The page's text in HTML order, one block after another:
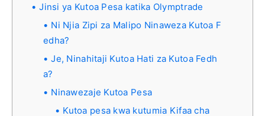
Jinsi ya Kutoa Pesa katika Olymptrade
Ni Njia Zipi za Malipo Ninaweza Kutoa F
edha?
Je, Ninahitaji Kutoa Hati za Kutoa Fedh
a?
Ninawezaje Kutoa Pesa
Kutoa pesa kwa kutumia Kifaa cha